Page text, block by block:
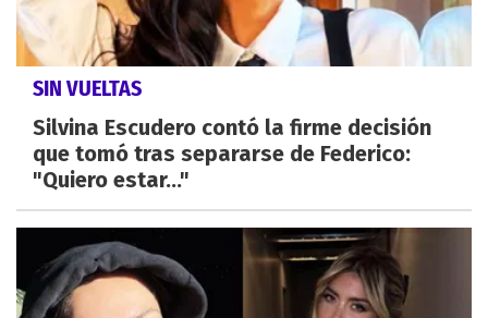
SIN VUELTAS
Silvina Escudero contó la firme decisión
que tomó tras separarse de Federico:
"Quiero estar..."